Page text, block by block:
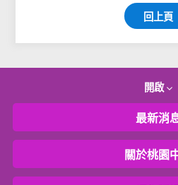
回上頁
開啟
最新消
關於桃園